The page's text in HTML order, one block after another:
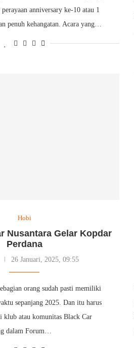
anniversary ke-10 atau 1
penuh kehangatan. Acara yang…
Hobi
Nusantara Gelar Kopdar
Perdana
26 Januari, 2025, 09:55
orang sudah pasti memiliki
sepanjang 2025. Dan itu harus
klub atau komunitas Black Car
dalam Forum…